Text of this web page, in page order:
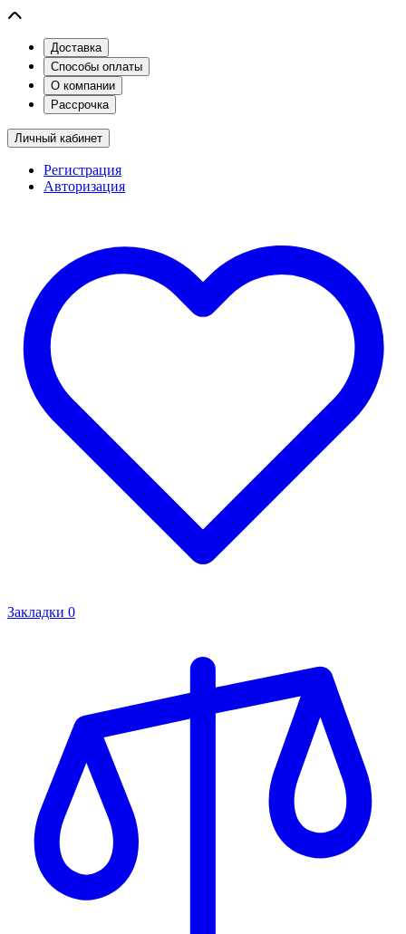
Доставка
Способы оплаты
О компании
Рассрочка
Личный кабинет
Регистрация
Авторизация
Закладки 0